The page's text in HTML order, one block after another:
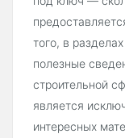
того, в
полезные
строительной
является
интересных